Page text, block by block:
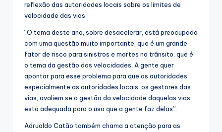
reflexão das autoridades locais sobre os limites de
velocidade das vias.
“O tema deste ano, sobre desacelerar, está preocupado
com uma questão muito importante, que é um grande
fator de risco para sinistros e mortes no trânsito, que é
o tema da gestão das velocidades. A gente quer
apontar para esse problema para que as autoridades,
especialmente as autoridades locais, os gestores das
vias, avaliem se a gestão da velocidade daquelas vias
está adequada para o uso que a gente faz delas”.
Adrualdo Catão também chama a atenção para as